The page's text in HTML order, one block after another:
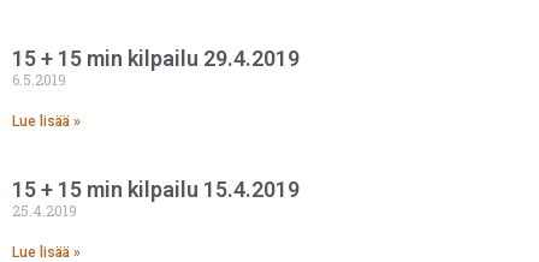
15 + 15 min kilpailu 29.4.2019
6.5.2019
Lue lisää »
15 + 15 min kilpailu 15.4.2019
25.4.2019
Lue lisää »